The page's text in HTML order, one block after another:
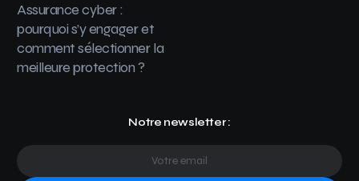
Assurance cyber :
pourquoi s’y engager et
comment sélectionner la
meilleure protection ?
Notre newsletter :